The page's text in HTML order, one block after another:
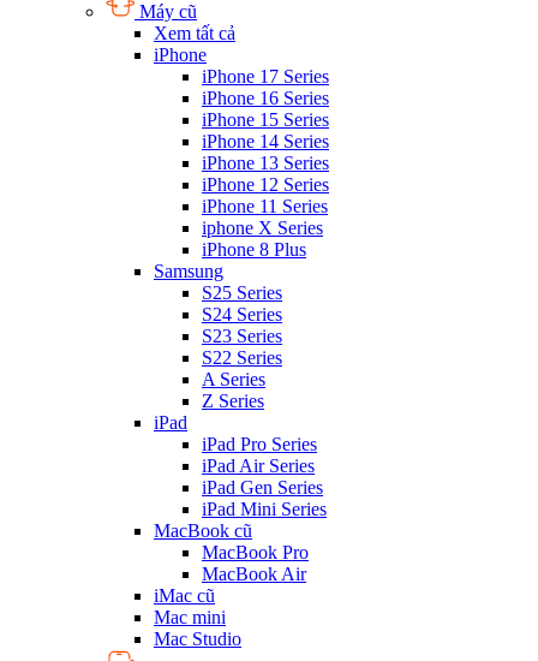
Máy cũ
Xem tất cả
iPhone
iPhone 17 Series
iPhone 16 Series
iPhone 15 Series
iPhone 14 Series
iPhone 13 Series
iPhone 12 Series
iPhone 11 Series
iphone X Series
iPhone 8 Plus
Samsung
S25 Series
S24 Series
S23 Series
S22 Series
A Series
Z Series
iPad
iPad Pro Series
iPad Air Series
iPad Gen Series
iPad Mini Series
MacBook cũ
MacBook Pro
MacBook Air
iMac cũ
Mac mini
Mac Studio